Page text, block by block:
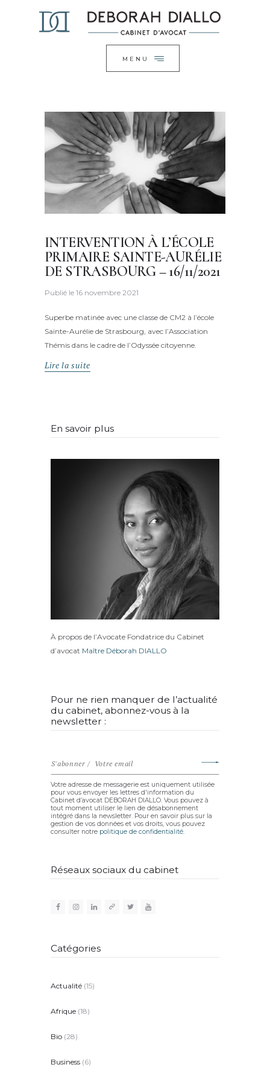
MENU
ACCUEIL
LE CABINET
CONTACT
INTERVENTION À L’ÉCOLE
PRIMAIRE SAINTE-AURÉLIE
DE STRASBOURG – 16/11/2021
Publié le 16 novembre 2021
Superbe matinée avec une classe de CM2 à l’école
Sainte-Aurélie de Strasbourg, avec l’Association
Thémis dans le cadre de l’Odyssée citoyenne.
Lire la suite
En savoir plus
À propos de l’Avocate Fondatrice du Cabinet
d’avocat Maître Déborah DIALLO
Pour ne rien manquer de l’actualité
du cabinet, abonnez-vous à la
newsletter :
Votre adresse de messagerie est uniquement utilisée
pour vous envoyer les lettres d'information du
Cabinet d’avocat DEBORAH DIALLO. Vous pouvez à
tout moment utiliser le lien de désabonnement
intégré dans la newsletter. Pour en savoir plus sur la
gestion de vos données et vos droits, vous pouvez
consulter notre politique de confidentialité.
Réseaux sociaux du cabinet
Catégories
Actualité (15)
Afrique (18)
Bio (28)
Business (6)